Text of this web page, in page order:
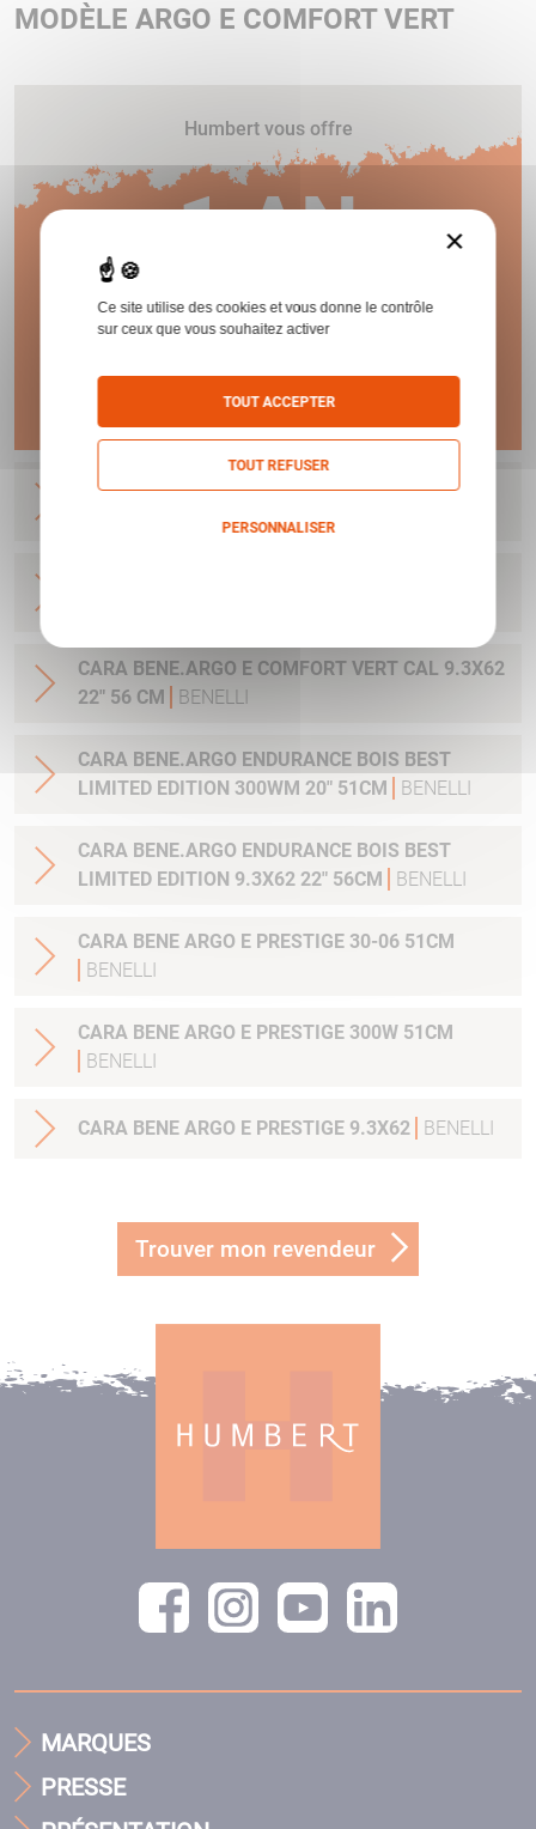
MODÈLE ARGO E COMFORT VERT
Humbert vous offre
1 AN
DE GARANTIE !
En savoir plus
CARA BENE.ARGO E COMFORT VERT CAL 7X64
CARA BENE.ARGO E COMFORT VERT CAL 9.3X62
22" 56 CM
BENELLI
CARA BENE.ARGO ENDURANCE BOIS BEST
LIMITED EDITION 300WM 20" 51CM
BENELLI
CARA BENE.ARGO ENDURANCE BOIS BEST
LIMITED EDITION 9.3X62 22" 56CM
BENELLI
CARA BENE ARGO E PRESTIGE 30-06 51CM
BENELLI
CARA BENE ARGO E PRESTIGE 300W 51CM
BENELLI
CARA BENE ARGO E PRESTIGE 9.3X62 BENELLI
Trouver mon revendeur
MARQUES
PRESSE
×
Ce site utilise des cookies et vous donne le contrôle
sur ceux que vous souhaitez activer
TOUT ACCEPTER
TOUT REFUSER
PERSONNALISER